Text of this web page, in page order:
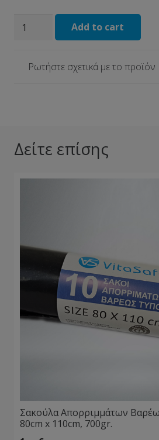
Σακούλα
Απορριμμάτων
Τύπου
quantity
Add to cart
Ρωτήστε σχετικά με το προϊόν
Δείτε επίσης
Σακούλα Απορριμμάτων
80cm x 110cm, 700gr.